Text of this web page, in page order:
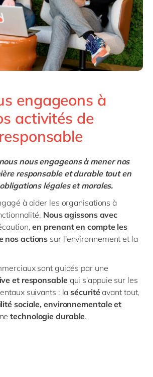
engageons à
activités de
nous engageons à mener nos
responsable et durable tout en
légales et morales.
à aider les organisations à
Nous agissons avec
en prenant en compte les
nos actions sur l'environnement et la
sont guidés par une
et responsablequi s'appuie sur les
suivants : lasécuritéavant tout,
sociale, environnementale et
technologie durable.